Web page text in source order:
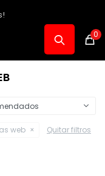
0
web Quitar filtros